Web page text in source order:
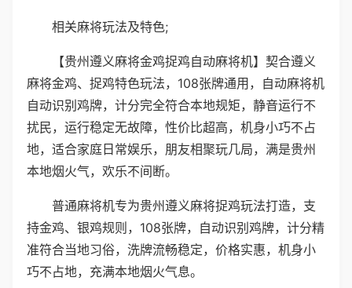
相关麻将玩法及特色;
【贵州遵义麻将金鸡捉鸡自动麻将机】契合遵义
麻将金鸡、捉鸡特色玩法，108张牌通用，自动麻将机
自动识别鸡牌，计分完全符合本地规矩，静音运行不
扰民，运行稳定无故障，性价比超高，机身小巧不占
地，适合家庭日常娱乐，朋友相聚玩几局，满是贵州
本地烟火气，欢乐不间断。
普通麻将机专为贵州遵义麻将捉鸡玩法打造，支
持金鸡、银鸡规则，108张牌，自动识别鸡牌，计分精
准符合当地习俗，洗牌流畅稳定，价格实惠，机身小
巧不占地，充满本地烟火气息。